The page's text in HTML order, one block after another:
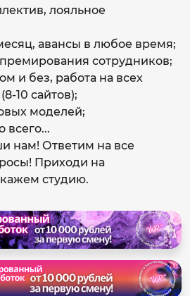
лояльное
авансы в любое время;
сотрудников;
и без, работа на всех
10 сайтов);
моделей;
всего...
нам! Ответим на все
Приходи на
студию.